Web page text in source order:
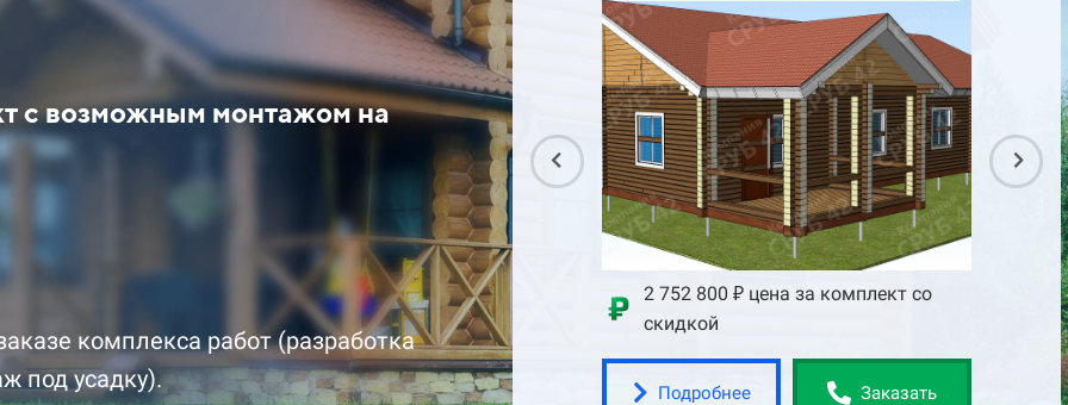
с возможным монтажом на
комплекса работ (разработка
под усадку).
за комплект со
Заказать
2 110 500 ₽ цена за комплект со
скидкой
Подробнее Заказать
2 752 800 ₽ цена за комплект со
скидкой
Подробнее Заказать